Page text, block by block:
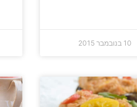
10 בנובמבר 2015